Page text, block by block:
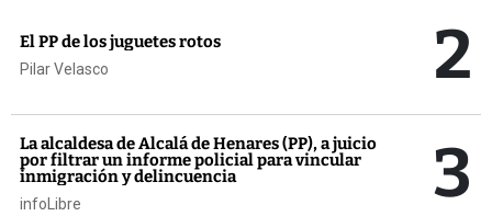
El PP de los juguetes rotos
Pilar Velasco 2
La alcaldesa de Alcalá de Henares (PP), a juicio
por filtrar un informe policial para vincular
inmigración y delincuencia
infoLibre 3